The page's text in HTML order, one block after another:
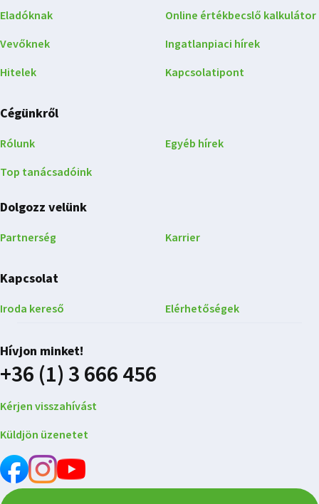
Eladóknak
Vevőknek
Hitelek
Online értékbecslő kalkulátor
Ingatlanpiaci hírek
Kapcsolatipont
Cégünkről
Rólunk
Top tanácsadóink
Egyéb hírek
Dolgozz velünk
Partnerség Karrier
Kapcsolat
Iroda kereső Elérhetőségek
Hívjon minket!
+36 (1) 3 666 456
Kérjen visszahívást
Küldjön üzenetet